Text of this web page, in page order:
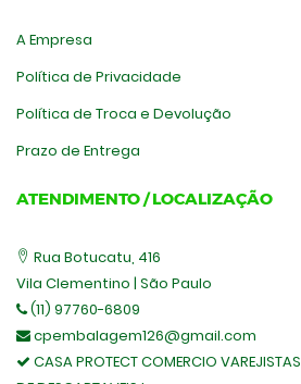
A Empresa
Política de Privacidade
Política de Troca e Devolução
Prazo de Entrega
ATENDIMENTO / LOCALIZAÇÃO
Rua Botucatu, 416
Vila Clementino | São Paulo
(11) 97760-6809
cpembalagem126@gmail.com
CASA PROTECT COMERCIO VAREJISTAS